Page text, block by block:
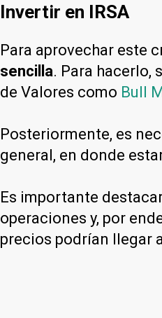
Invertir en IRSA
Para aprovechar este
sencilla. Para hacerlo,
de Valores como Bull
Posteriormente, es
general, en donde
Es importante
operaciones y, por
precios podrían llegar